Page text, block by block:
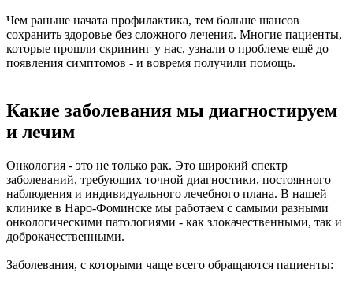
Чем раньше начата профилактика, тем больше шансов
сохранить здоровье без сложного лечения. Многие пациенты,
которые прошли скрининг у нас, узнали о проблеме ещё до
появления симптомов - и вовремя получили помощь.
Какие заболевания мы диагностируем
и лечим
Онкология - это не только рак. Это широкий спектр
заболеваний, требующих точной диагностики, постоянного
наблюдения и индивидуального лечебного плана. В нашей
клинике в Наро‑Фоминске мы работаем с самыми разными
онкологическими патологиями - как злокачественными, так и
доброкачественными.
Заболевания, с которыми чаще всего обращаются пациенты: